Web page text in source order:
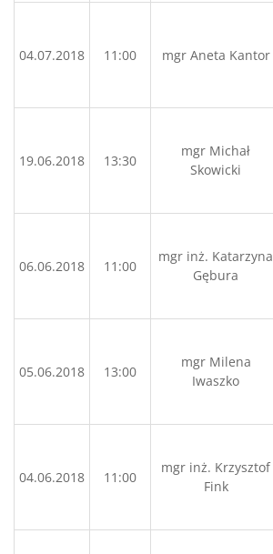
04.07.2018 11:00 mgr Aneta Kantor
19.06.2018 13:30
mgr Michał
Skowicki
06.06.2018 11:00
mgr inż. Katarzyna
Gębura
05.06.2018 13:00
mgr Milena
Iwaszko
04.06.2018 11:00
mgr inż. Krzysztof
Fink